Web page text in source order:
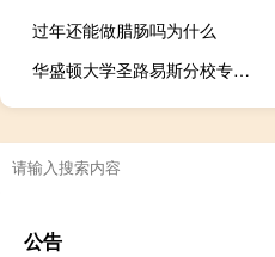
过年还能做腊肠吗为什么
华盛顿大学圣路易斯分校专业设置
公告